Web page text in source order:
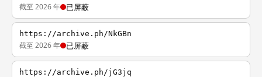
截至 2026 年 已屏蔽
https://archive.ph/NkGBn
截至 2026 年 已屏蔽
https://archive.ph/jG3jq